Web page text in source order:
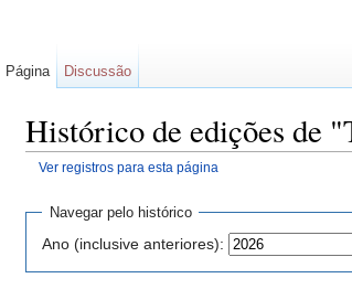
Histórico de edições de
Ver registros para esta página
Navegar pelo histórico
Ano (inclusive anteriores):
Página Discussão